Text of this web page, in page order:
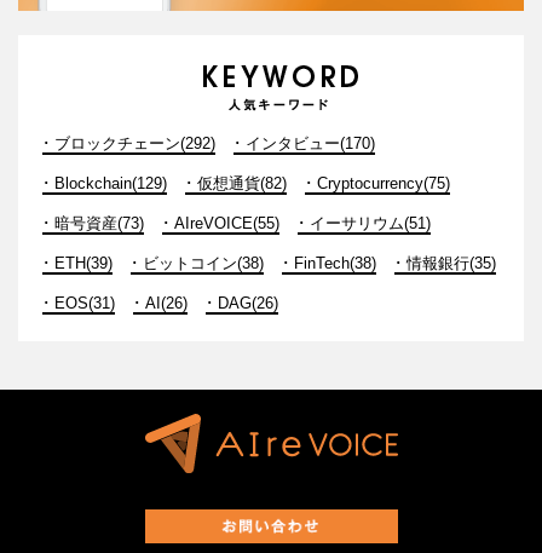
ブロックチェーン(292) インタビュー(170)
Blockchain(129) 仮想通貨(82) Cryptocurrency(75)
暗号資産(73) AIreVOICE(55) イーサリウム(51)
ETH(39) ビットコイン(38) FinTech(38) 情報銀行(35)
EOS(31) AI(26) DAG(26)